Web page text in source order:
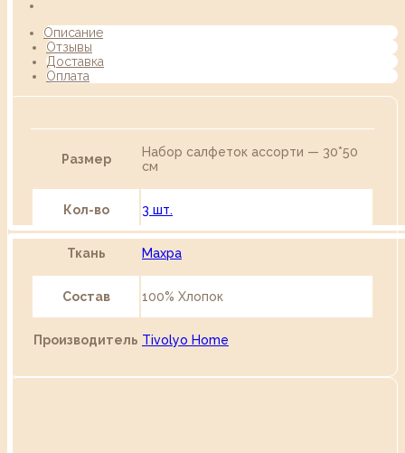
Описание
Отзывы
Доставка
Оплата
Размер
Набор салфеток ассорти — 30*50
см
Кол-во 3 шт.
Ткань Махра
Состав 100% Хлопок
Производитель Tivolyo Home